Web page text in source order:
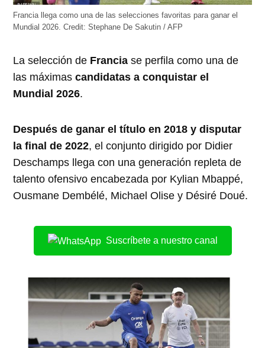
Francia llega como una de las selecciones favoritas para ganar el
Mundial 2026.Credit: Stephane De Sakutin / AFP
La selección de Francia se perfila como una de
las máximas candidatas a conquistar el
Mundial 2026.
Después de ganar el título en 2018 y disputar
la final de 2022, el conjunto dirigido por Didier
Deschamps llega con una generación repleta de
talento ofensivo encabezada por Kylian Mbappé,
Ousmane Dembélé, Michael Olise y Désiré Doué.
Suscríbete a nuestro canal